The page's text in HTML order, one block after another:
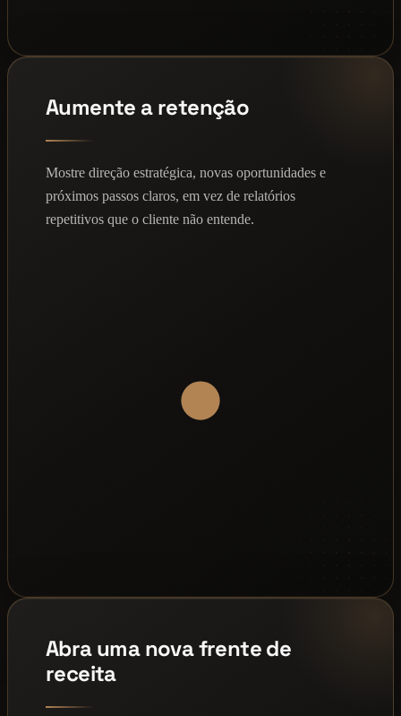
Aumente a retenção
Mostre direção estratégica, novas oportunidades e
próximos passos claros, em vez de relatórios
repetitivos que o cliente não entende.
Abra uma nova frente de
receita